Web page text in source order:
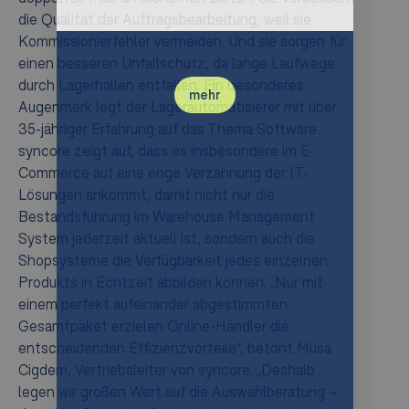
die Qualität der Auftragsbearbeitung, weil sie
Kommissionierfehler vermeiden. Und sie sorgen für
einen besseren Unfallschutz, da lange Laufwege
durch Lagerhallen entfallen. Ein besonderes
Augenmerk legt der Lagerautomatisierer mit über
35-jähriger Erfahrung auf das Thema Software:
syncore zeigt auf, dass es insbesondere im E-
Commerce auf eine enge Verzahnung der IT-
Lösungen ankommt, damit nicht nur die
Bestandsführung im Warehouse Management
System jederzeit aktuell ist, sondern auch die
Shopsysteme die Verfügbarkeit jedes einzelnen
Produkts in Echtzeit abbilden können. „Nur mit
einem perfekt aufeinander abgestimmten
Gesamtpaket erzielen Online-Händler die
entscheidenden Effizienzvorteile“, betont Musa
Cigdem, Vertriebsleiter von syncore. „Deshalb
legen wir großen Wert auf die Auswahlberatung –
abgestimmt.
mehr